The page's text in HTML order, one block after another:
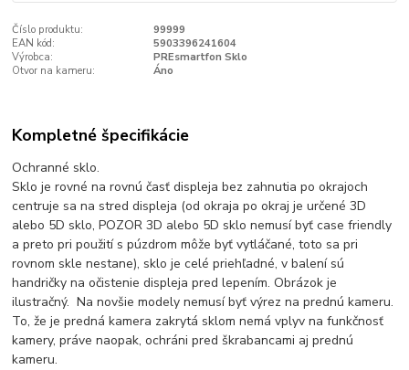
Číslo produktu:
99999
EAN kód:
5903396241604
Výrobca:
PREsmartfon Sklo
Otvor na kameru:
Áno
Kompletné špecifikácie
Ochranné sklo.
Sklo je rovné na rovnú časť displeja bez zahnutia po okrajoch
centruje sa na stred displeja (od okraja po okraj je určené 3D
alebo 5D sklo, POZOR 3D alebo 5D sklo nemusí byť case friendly
a preto pri použití s púzdrom môže byť vytláčané, toto sa pri
rovnom skle nestane), sklo je celé priehľadné, v balení sú
handričky na očistenie displeja pred lepením. Obrázok je
ilustračný. Na novšie modely nemusí byť výrez na prednú kameru.
To, že je predná kamera zakrytá sklom nemá vplyv na funkčnosť
kamery, práve naopak, ochráni pred škrabancami aj prednú
kameru.